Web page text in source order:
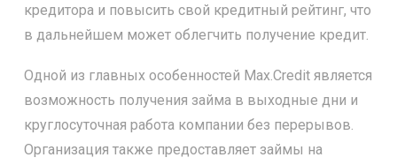
кредитора и повысить свой кредитный рейтинг, что
в дальнейшем может облегчить получение кредит.
Одной из главных особенностей Max.Credit является
возможность получения займа в выходные дни и
круглосуточная работа компании без перерывов.
Организация также предоставляет займы на